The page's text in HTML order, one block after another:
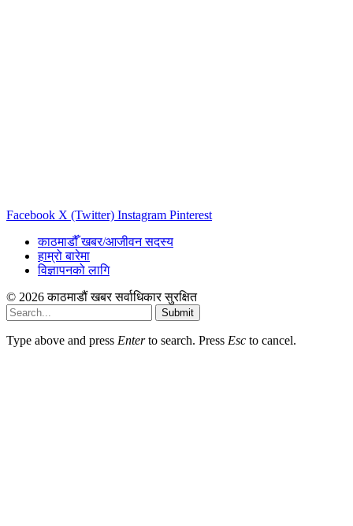
Facebook X (Twitter) Instagram Pinterest
काठमाडौँ खबर/आजीवन सदस्य
हाम्रो बारेमा
विज्ञापनको लागि
© 2026 काठमाडौं खबर सर्वाधिकार सुरक्षित
Submit
Type above and press Enterto search. Press Esc to cancel.